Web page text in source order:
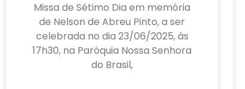
Missa de Sétimo Dia em memória
de Nelson de Abreu Pinto, a ser
celebrada no dia 23/06/2025, às
17h30, na Paróquia Nossa Senhora
do Brasil,